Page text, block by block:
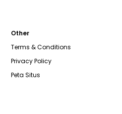
Other
Terms & Conditions
Privacy Policy
Peta Situs